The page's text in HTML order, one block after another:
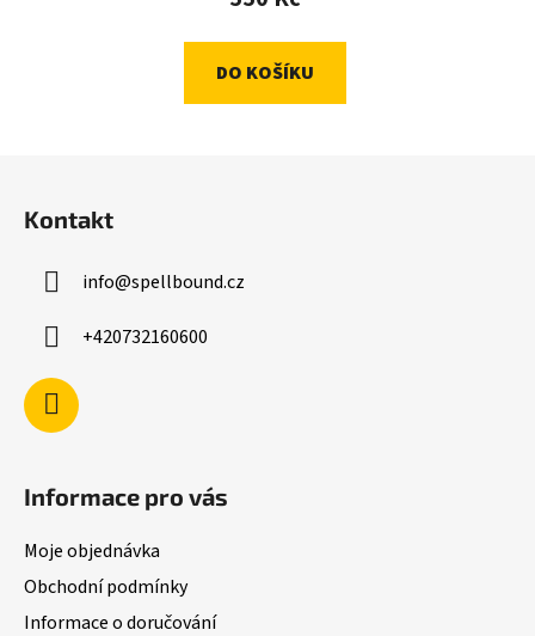
DO KOŠÍKU
Kontakt
info@spellbound.cz
+420732160600
Informace pro vás
Moje objednávka
Obchodní podmínky
Informace o doručování